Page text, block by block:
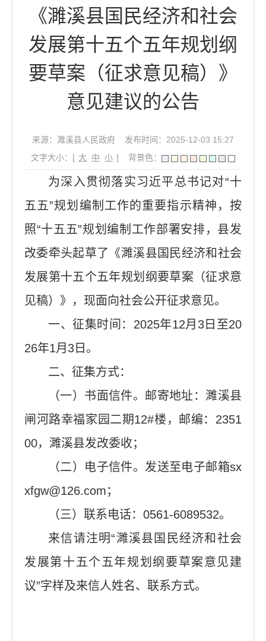
《濉溪县国民经济和社会
发展第十五个五年规划纲
要草案（征求意见稿）》
意见建议的公告
来源：濉溪县人民政府
发布时间：2025-12-03 15:27
文字大小：[ 大 中 小 ] 背景色：
为深入贯彻落实习近平总书记对“十
五五”规划编制工作的重要指示精神，按
照“十五五”规划编制工作部署安排，县发
改委牵头起草了《濉溪县国民经济和社会
发展第十五个五年规划纲要草案（征求意
见稿）》，现面向社会公开征求意见。
一、征集时间：2025年12月3日至20
26年1月3日。
二、征集方式：
（一）书面信件。邮寄地址：濉溪县
闸河路幸福家园二期12#楼，邮编：2351
00，濉溪县发改委收；
（二）电子信件。发送至电子邮箱sx
xfgw@126.com；
（三）联系电话：0561-6089532。
来信请注明“濉溪县国民经济和社会
发展第十五个五年规划纲要草案意见建
议”字样及来信人姓名、联系方式。